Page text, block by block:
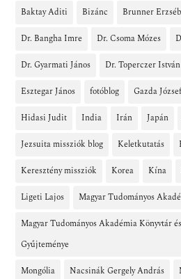
Baktay Aditi Bizánc Brunner
Dr. Bangha Imre
Dr. Csoma Mózes
Dr. Gyarmati János
Dr. Toperczer István
Esztegar János
fotóblog Gazda
Hidasi Judit
India Irán Japán
Jezsuita missziók blog
Keletkutatás
Keresztény missziók
Korea Kína
Ligeti Lajos
Magyar Tudományos
Magyar Tudományos Akadémia Könyvtár
Gyűjteménye
Mongólia
Nacsinák Gergely András